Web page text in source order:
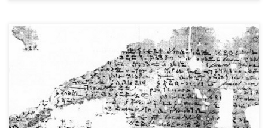
Realizacja programów związanych z medyczną marihuaną jest
związana ze zmniejszeniem częstości występowania opioidów,
wykrywanych wśród śmiertelnie rannych kierowców, według
danych opublikowanych przed drukiem w American Journal of
Public Health. Naukowcy z Columbia University w Nowym Jorku